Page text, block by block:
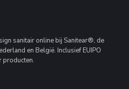
sanitair online bij Sanitear®, de
en België. Inclusief EUIPO
producten.